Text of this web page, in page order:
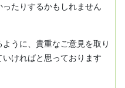
たりするかもしれません
うに、貴重なご意見を取り
いければと思っております